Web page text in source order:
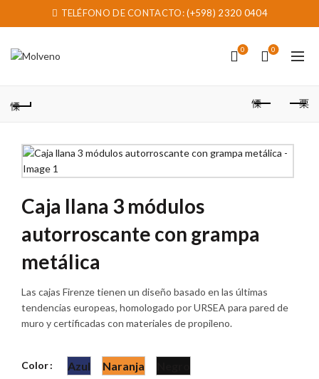
TELÉFONO DE CONTACTO:(+598) 2320 0404
0 0
Caja llana 3 módulos
autorroscante con grampa
metálica
Las cajas Firenze tienen un diseño basado en las últimas
tendencias europeas, homologado por URSEA para pared de
muro y certificadas con materiales de propileno.
Color Azul Naranja